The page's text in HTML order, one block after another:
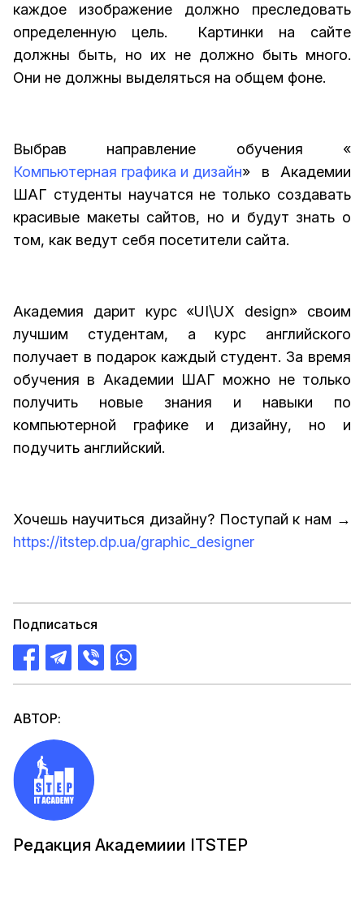
каждое изображение должно преследовать
определенную цель. Картинки на сайте
должны быть, но их не должно быть много.
Они не должны выделяться на общем фоне.
Выбрав направление обучения «
Компьютерная графика и дизайн» в Академии
ШАГ студенты научатся не только создавать
красивые макеты сайтов, но и будут знать о
том, как ведут себя посетители сайта.
Академия дарит курс «UI\UX design» своим
лучшим студентам, а курс английского
получает в подарок каждый студент. За время
обучения в Академии ШАГ можно не только
получить новые знания и навыки по
компьютерной графике и дизайну, но и
подучить английский.
Хочешь научиться дизайну? Поступай к нам →
https://itstep.dp.ua/graphic_designer
Подписаться
АВТОР:
Редакция Академиии ITSTEP